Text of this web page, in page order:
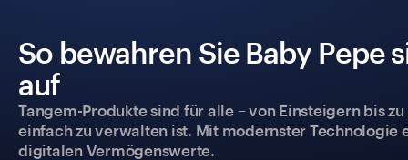
So bewahren Sie Baby Pepe
auf
Tangem-Produkte sind für alle – von Einsteigern bis
einfach zu verwalten ist. Mit modernster
digitalen Vermögenswerte.